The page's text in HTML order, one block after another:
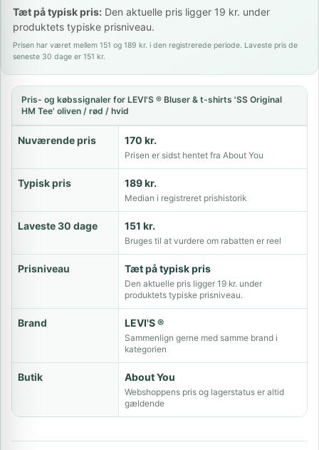
Tæt på typisk pris: Den aktuelle pris ligger 19 kr. under
produktets typiske prisniveau.
Prisen har været mellem 151 og 189 kr. i den registrerede periode. Laveste pris de
seneste 30 dage er 151 kr.
Pris- og købssignaler for LEVI'S ® Bluser & t-shirts 'SS Original
HM Tee' oliven / rød / hvid
Nuværende pris 170 kr.
Prisen er sidst hentet fra About You
Typisk pris 189 kr.
Median i registreret prishistorik
Laveste 30 dage 151 kr.
Bruges til at vurdere om rabatten er reel
Prisniveau Tæt på typisk pris
Den aktuelle pris ligger 19 kr. under
produktets typiske prisniveau.
Brand LEVI'S ®
Sammenlign gerne med samme brand i
kategorien
Butik About You
Webshoppens pris og lagerstatus er altid
gældende